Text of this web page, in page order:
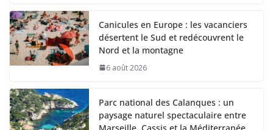
Canicules en Europe : les vacanciers
désertent le Sud et redécouvrent le
Nord et la montagne
6 août 2026
Parc national des Calanques : un
paysage naturel spectaculaire entre